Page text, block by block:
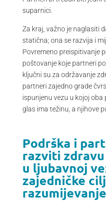
suparnici.
Za kraj, važno je naglasiti
statična; ona se razvija i
Povremeno preispitivanje
poštovanje koje partneri
ključni su za održavanje
partneri zajedno grade
ispunjenu vezu u kojoj
glas ima težinu, a njihove
Podrška i
razviti
u ljubavnoj
zajedničke
razumijevanje